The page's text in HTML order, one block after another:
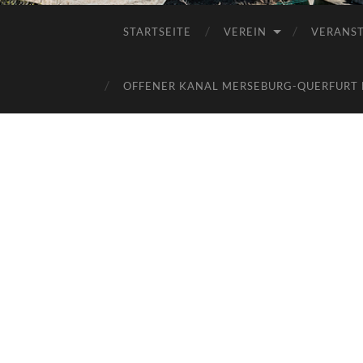
STARTSEITE VEREIN
OFFENER KANAL MERSEBURG-QUERFURT